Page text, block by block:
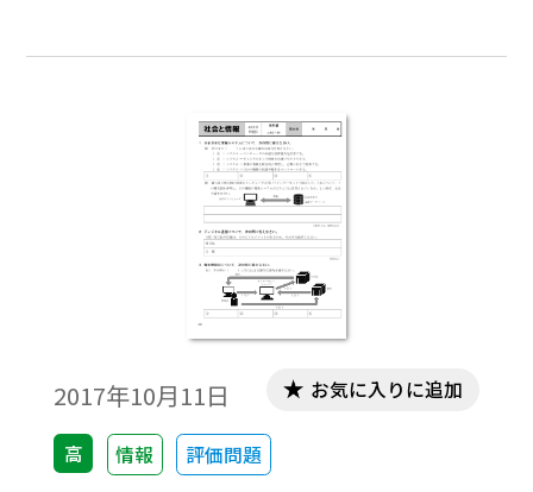
2017年10月11日
高 情報 評価問題
お気に入りに追加